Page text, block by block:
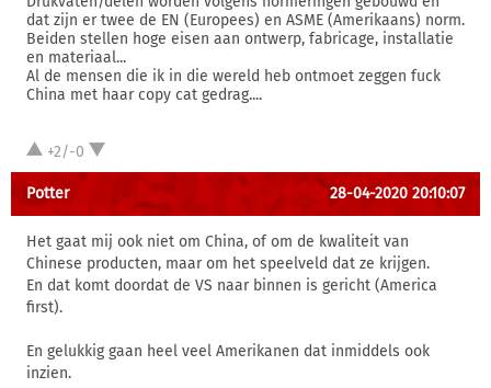
dat zijn er twee de EN (Europees) en ASME (Amerikaans) norm.
Beiden stellen hoge eisen aan ontwerp, fabricage, installatie
en materiaal...
Al de mensen die ik in die wereld heb ontmoet zeggen fuck
China met haar copy cat gedrag....
+2/-0
Potter 28-04-2020 20:10:07
Het gaat mij ook niet om China, of om de kwaliteit van
Chinese producten, maar om het speelveld dat ze krijgen.
En dat komt doordat de VS naar binnen is gericht (America
first).
En gelukkig gaan heel veel Amerikanen dat inmiddels ook
inzien.